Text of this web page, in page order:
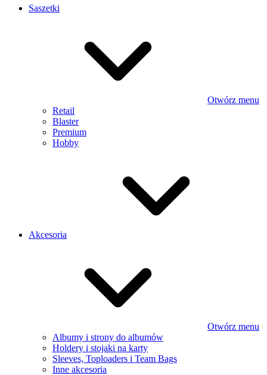
Saszetki
Otwórz menu
Retail
Blaster
Premium
Hobby
Akcesoria
Otwórz menu
Albumy i strony do albumów
Holdery i stojaki na karty
Sleeves, Toploaders i Team Bags
Inne akcesoria